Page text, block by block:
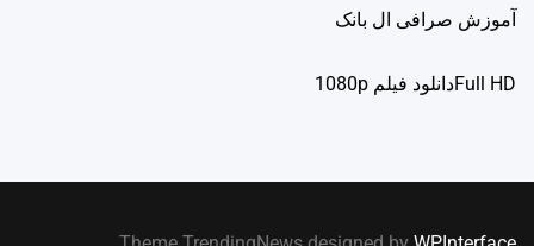
آموزش صرافی ال بانک
Full HDدانلود فيلم 1080p